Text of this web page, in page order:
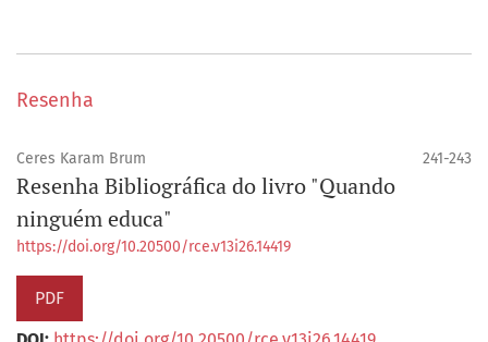
Resenha
Ceres Karam Brum 241-243
Resenha Bibliográfica do livro "Quando
ninguém educa"
https://doi.org/10.20500/rce.v13i26.14419
PDF